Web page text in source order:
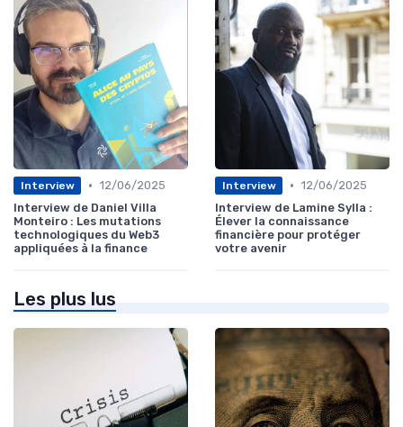
Interview • 12/06/2025
Interview de Daniel Villa
Monteiro : Les mutations
technologiques du Web3
appliquées à la finance
Interview • 12/06/2025
Interview de Lamine Sylla :
Élever la connaissance
financière pour protéger
votre avenir
Les plus lus